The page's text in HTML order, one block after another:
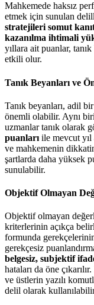
Mahkemede haksız
etmek için sunulan
stratejileri somut
kazanılma ihtimali
yıllara ait puanlar,
etkili olur.
Tanık Beyanları ve
Tanık beyanları, adil
önemli olabilir. Aynı
uzmanlar tanık olarak
puanları ile mevcut
ve mahkemenin
şartlarda daha yüksek
sunulabilir.
Objektif Olmayan
Objektif olmayan
kriterlerinin açıkça
formunda
gerekçesiz
belgesiz, subjektif
hataları da öne
ve üstlerin yazılı
delil olarak